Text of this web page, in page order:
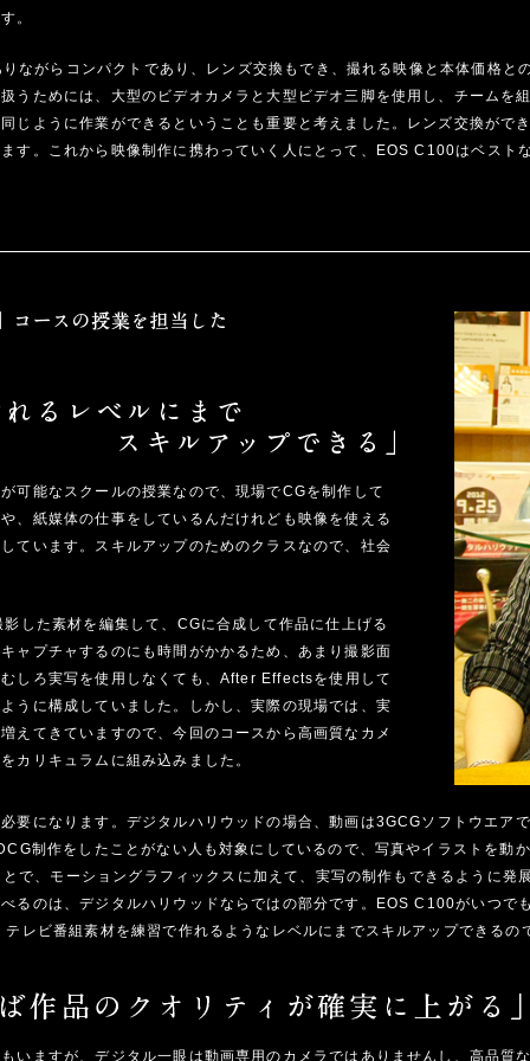
。
ながらコンパクトであり、レンズ交換もでき、撮れる映像と本体価格と
うためには、大型のビデオカメラと大型ビデオ三脚を使用し、チームを
じように作業ができるということも重要と考えました。レンズ交換がで
す。これから映像制作に携わっていく人にとって、EOS C100はベスト
可能なスクールの授業なので、現場でCGを制作して
、紙媒体の仕事をしているんだけれども映像を使える
ています。スキルアップのためのクラスなので、社会
した素材を編集して、CGに合成して作品に仕上げる
ャプチャするのにも時間がかかるため、あまり撮影面
しろ実写を使用しなくても、After Effectsを使用して
うに構成していました。しかし、実際の現場では、実
えてきていますので、今回のコースから高画質なカメ
カリキュラムに組み込みました。
要になります。デジタルハリウッドの場合、動画は3GCGソフトウエア
制作をしたことがない人も対象にしているので、写真やイラストを動
で、モーショングラフィックスに加えて、実写の制作もできるように発
るのは、デジタルハリウッドならではの部分です。EOS C100がいつで
レビ番組素材を練習で作れるようなレベルにまでスキルアップできるの
いますが、デジタル一眼は動画専用のカメラではありませんし、高品質